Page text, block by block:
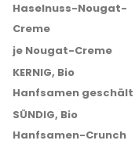
Haselnuss-Nougat-
Creme
je Nougat-Creme
KERNIG, Bio
Hanfsamen geschält
SÜNDIG, Bio
Hanfsamen-Crunch